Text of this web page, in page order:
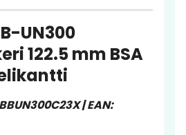
UN300
122.5 mm BSA
| EAN: